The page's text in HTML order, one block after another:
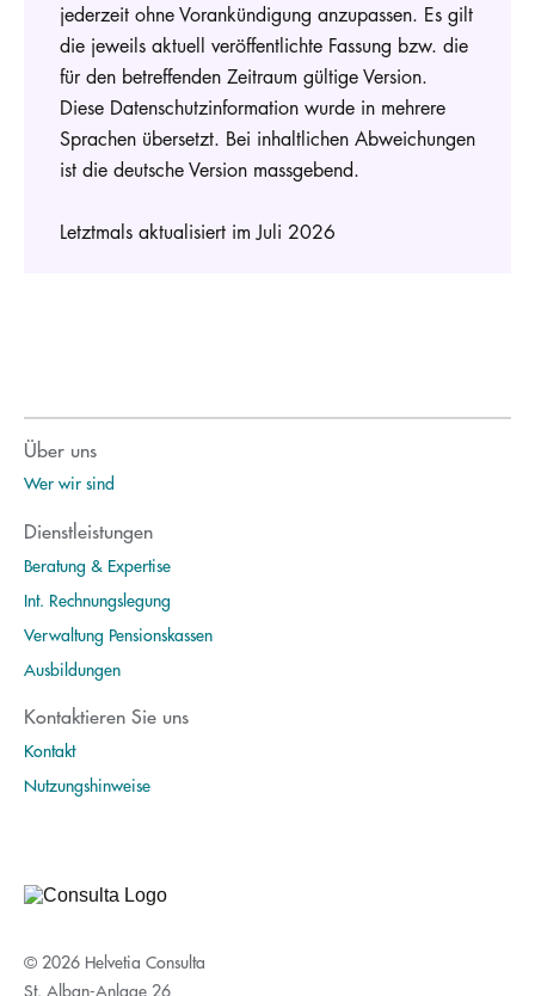
jederzeit ohne Vorankündigung anzupassen. Es gilt
die jeweils aktuell veröffentlichte Fassung bzw. die
für den betreffenden Zeitraum gültige Version.
Diese Datenschutzinformation wurde in mehrere
Sprachen übersetzt. Bei inhaltlichen Abweichungen
ist die deutsche Version massgebend.
Letztmals aktualisiert im Juli 2026
Über uns
Wer wir sind
Dienstleistungen
Beratung & Expertise
Int. Rechnungslegung
Verwaltung Pensionskassen
Ausbildungen
Kontaktieren Sie uns
Kontakt
Nutzungshinweise
© 2026 Helvetia Consulta
St. Alban-Anlage 26